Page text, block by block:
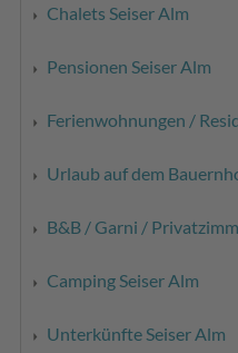
Chalets Seiser Alm
Pensionen Seiser Alm
Ferienwohnungen /
Urlaub auf dem
B&B / Garni /
Camping Seiser Alm
Unterkünfte Seiser Alm